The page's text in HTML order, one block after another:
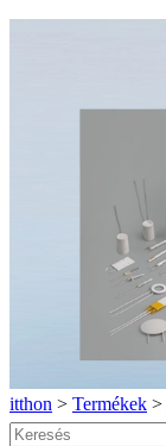
itthon > Termékek >